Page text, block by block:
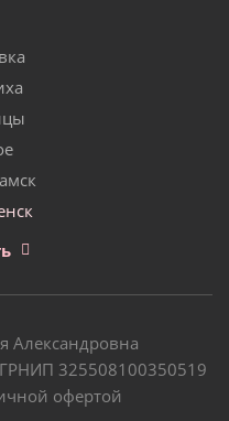
Александровна
325508100350519
офертой